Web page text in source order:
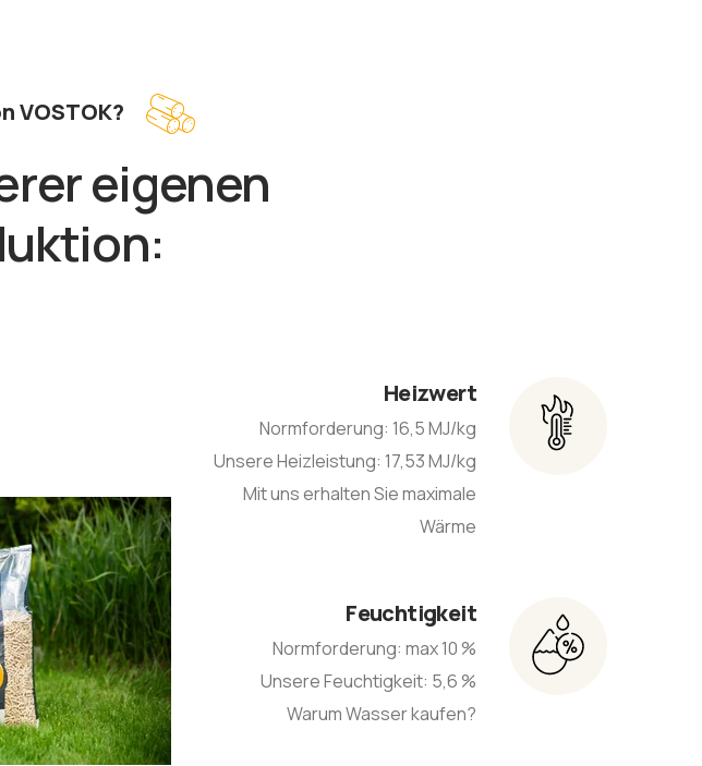
VOSTOK?
eigenen
Heizwert
Normforderung: 16,5 MJ/kg
Unsere Heizleistung: 17,53 MJ/kg
Mit uns erhalten Sie maximale
Wärme
Feuchtigkeit
Normforderung: max 10 %
Unsere Feuchtigkeit: 5,6 %
Warum Wasser kaufen?